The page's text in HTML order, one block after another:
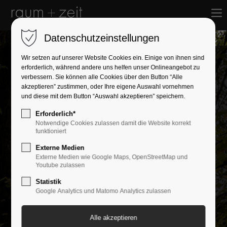
Offen für Neues?
Mitarbeiter*in gesucht!
Datenschutzeinstellungen
Wir setzen auf unserer Website Cookies ein. Einige von ihnen sind
erforderlich, während andere uns helfen unser Onlineangebot zu
verbessern. Sie können alle Cookies über den Button “Alle
akzeptieren” zustimmen, oder Ihre eigene Auswahl vornehmen
und diese mit dem Button “Auswahl akzeptieren” speichern.
Erforderlich*
Notwendige Cookies zulassen damit die Website korrekt
funktioniert
Externe Medien
Externe Medien wie Google Maps, OpenStreetMap und
Youtube zulassen
Statistik
Google Analytics und Matomo Analytics zulassen